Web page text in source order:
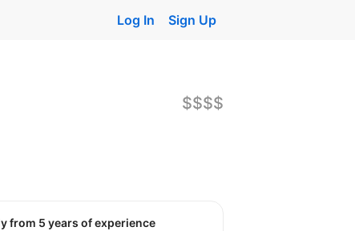
Log In Sign Up
$$$$
from 5 years of experience